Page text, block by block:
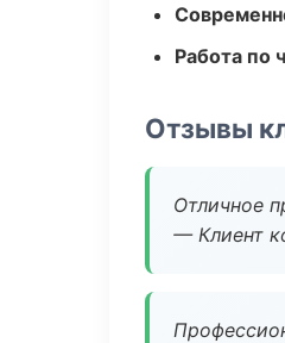
Работа по
Отзывы
Отличное
— Клиент